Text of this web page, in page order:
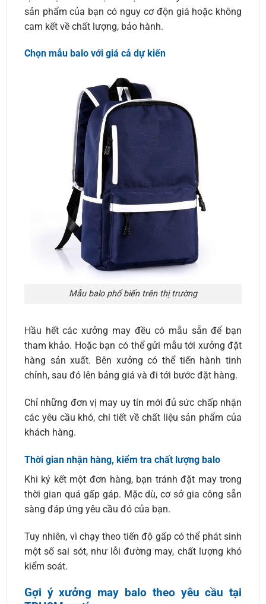
sản phẩm của bạn có nguy cơ độn giá hoặc không
cam kết về chất lượng, bảo hành.
Chọn mẫu balo với giá cả dự kiến
Mẫu balo phổ biến trên thị trường
Hầu hết các xưởng may đều có mẫu sẵn để bạn
tham khảo. Hoặc bạn có thể gửi mẫu tới xưởng đặt
hàng sản xuất. Bên xưởng có thể tiến hành tinh
chỉnh, sau đó lên bảng giá và đi tới bước đặt hàng.
Chỉ những đơn vị may uy tín mới đủ sức chấp nhận
các yêu cầu khó, chi tiết về chất liệu sản phẩm của
khách hàng.
Thời gian nhận hàng, kiểm tra chất lượng balo
Khi ký kết một đơn hàng, bạn tránh đặt may trong
thời gian quá gấp gáp. Mặc dù, cơ sở gia công sẵn
sàng đáp ứng yêu cầu đó của bạn.
Tuy nhiên, vì chạy theo tiến độ gấp có thể phát sinh
một số sai sót, như lỗi đường may, chất lượng khó
kiểm soát.
Gợi ý xưởng may balo theo yêu cầu tại